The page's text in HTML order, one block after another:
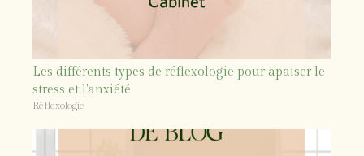
Les différents types de réflexologie pour apaiser le
stress et l'anxiété
Réflexologie